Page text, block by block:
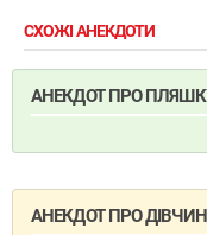
СХОЖІ АНЕКДОТИ
АНЕКДОТ ПРО
АНЕКДОТ ПРО